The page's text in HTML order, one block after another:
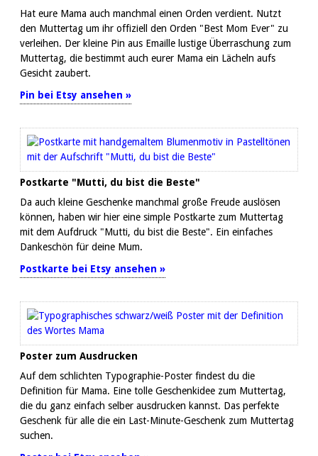
Hat eure Mama auch manchmal einen Orden verdient. Nutzt
den Muttertag um ihr offiziell den Orden "Best Mom Ever" zu
verleihen. Der kleine Pin aus Emaille lustige Überraschung zum
Muttertag, die bestimmt auch eurer Mama ein Lächeln aufs
Gesicht zaubert.
Pin bei Etsy ansehen »
Postkarte "Mutti, du bist die Beste"
Da auch kleine Geschenke manchmal große Freude auslösen
können, haben wir hier eine simple Postkarte zum Muttertag
mit dem Aufdruck "Mutti, du bist die Beste". Ein einfaches
Dankeschön für deine Mum.
Postkarte bei Etsy ansehen »
Poster zum Ausdrucken
Auf dem schlichten Typographie-Poster findest du die
Definition für Mama. Eine tolle Geschenkidee zum Muttertag,
die du ganz einfach selber ausdrucken kannst. Das perfekte
Geschenk für alle die ein Last-Minute-Geschenk zum Muttertag
suchen.